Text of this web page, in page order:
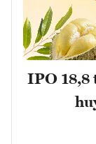
IPO 18,8